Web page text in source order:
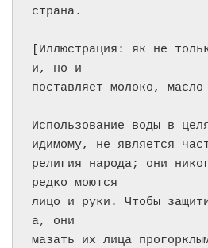
страна.
[Иллюстрация: як не
и, но и
поставляет молоко, масло
Использование воды в
идимому, не является
религия народа; они
редко моются
лицо и руки. Чтобы
а, они
мазать их лица